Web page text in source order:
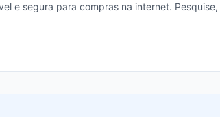
e segura para compras na internet.